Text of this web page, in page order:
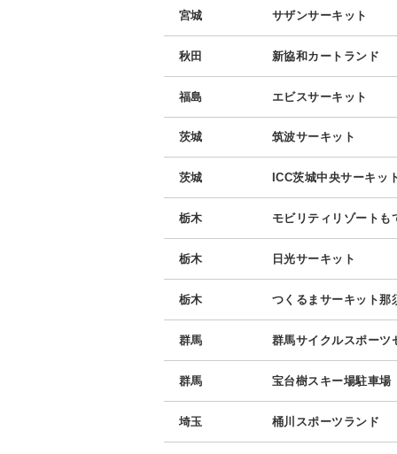
宮城 サザンサーキット
秋田 新協和カートランド
福島 エビスサーキット
茨城 筑波サーキット
茨城 ICC茨城中央サーキッ
栃木 モビリティリゾートも
栃木 日光サーキット
栃木 つくるまサーキット那
群馬 群馬サイクルスポーツ
群馬 宝台樹スキー場駐車場
埼玉 桶川スポーツランド